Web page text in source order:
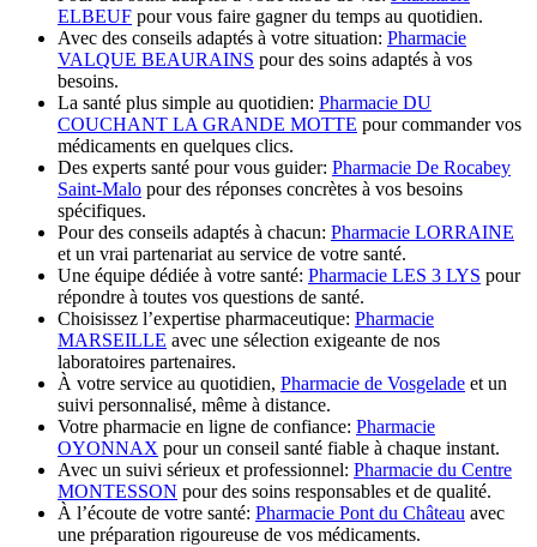
ELBEUF pour vous faire gagner du temps au quotidien.
Avec des conseils adaptés à votre situation: Pharmacie
VALQUE BEAURAINS pour des soins adaptés à vos
besoins.
La santé plus simple au quotidien: Pharmacie DU
COUCHANT LA GRANDE MOTTE pour commander vos
médicaments en quelques clics.
Des experts santé pour vous guider: Pharmacie De Rocabey
Saint-Malo pour des réponses concrètes à vos besoins
spécifiques.
Pour des conseils adaptés à chacun: Pharmacie LORRAINE
et un vrai partenariat au service de votre santé.
Une équipe dédiée à votre santé: Pharmacie LES 3 LYS pour
répondre à toutes vos questions de santé.
Choisissez l’expertise pharmaceutique: Pharmacie
MARSEILLE avec une sélection exigeante de nos
laboratoires partenaires.
À votre service au quotidien, Pharmacie de Vosgelade et un
suivi personnalisé, même à distance.
Votre pharmacie en ligne de confiance: Pharmacie
OYONNAX pour un conseil santé fiable à chaque instant.
Avec un suivi sérieux et professionnel: Pharmacie du Centre
MONTESSON pour des soins responsables et de qualité.
À l’écoute de votre santé: Pharmacie Pont du Château avec
une préparation rigoureuse de vos médicaments.